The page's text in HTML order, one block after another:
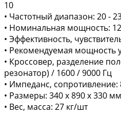
10
• Частотный диапазон: 20 -
• Номинальная мощность:
• Эффективность,
• Рекомендуемая мощность
• Кроссовер, разделение
резонатор) / 1600 / 9000 Гц
• Импеданс,
• Размеры: 340 x 890 x 330 мм
• Вес, масса: 27 кг/шт